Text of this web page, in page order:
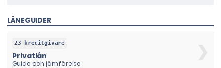
LÅNEGUIDER
23 kreditgivare
Privatlån
Guide och jämförelse